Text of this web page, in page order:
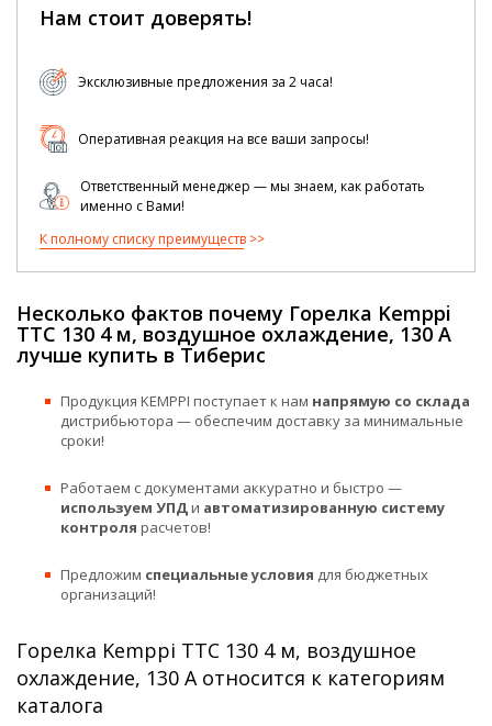
Нам стоит доверять!
Эксклюзивные предложения за 2 часа!
Оперативная реакция на все ваши запросы!
Ответственный менеджер — мы знаем, как работать
именно с Вами!
К полному списку преимуществ
Несколько фактов почему Горелка Kemppi
TTC 130 4 м, воздушное охлаждение, 130 А
лучше купить в Тиберис
Продукция KEMPPI поступает к нам напрямую со склада
дистрибьютора — обеспечим доставку за минимальные
сроки!
Работаем с документами аккуратно и быстро —
используем УПДи автоматизированную систему
контроля расчетов!
Предложим специальные условия для бюджетных
организаций!
Горелка Kemppi TTC 130 4 м, воздушное
охлаждение, 130 А относится к категориям
каталога